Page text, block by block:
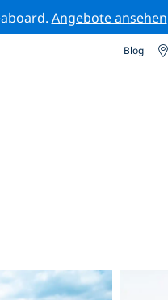
Angebote ansehen
Blog